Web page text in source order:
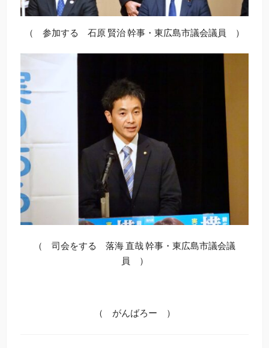
（ 参加する 石原 賢治 幹事・東広島市議会議員 ）
（ 司会をする 落海 直哉 幹事・東広島市議会議
員 ）
（ がんばろー ）